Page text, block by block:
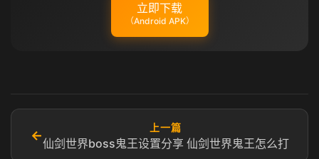
立即下载
（Android APK）
←
上一篇
仙剑世界boss鬼王设置分享 仙剑世界鬼王怎么打